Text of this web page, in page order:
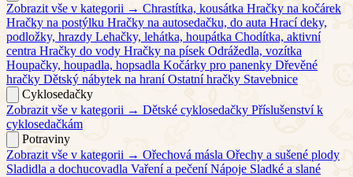
Zobrazit vše v kategorii → Chrastítka, kousátka Hračky na kočárek
Hračky na postýlku Hračky na autosedačku, do auta Hrací deky,
podložky, hrazdy Lehačky, lehátka, houpátka Chodítka, aktivní
centra Hračky do vody Hračky na písek Odrážedla, vozítka
Houpačky, houpadla, hopsadla Kočárky pro panenky Dřevěné
hračky Dětský nábytek na hraní Ostatní hračky Stavebnice
Cyklosedačky
Zobrazit vše v kategorii → Dětské cyklosedačky Příslušenství k
cyklosedačkám
Potraviny
Zobrazit vše v kategorii → Ořechová másla Ořechy a sušené plody
Sladidla a dochucovadla Vaření a pečení Nápoje Sladké a slané